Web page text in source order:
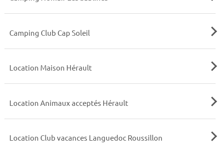
Camping Club Cap Soleil
Location Maison Hérault
Location Animaux acceptés Hérault
Location Club vacances Languedoc Roussillon